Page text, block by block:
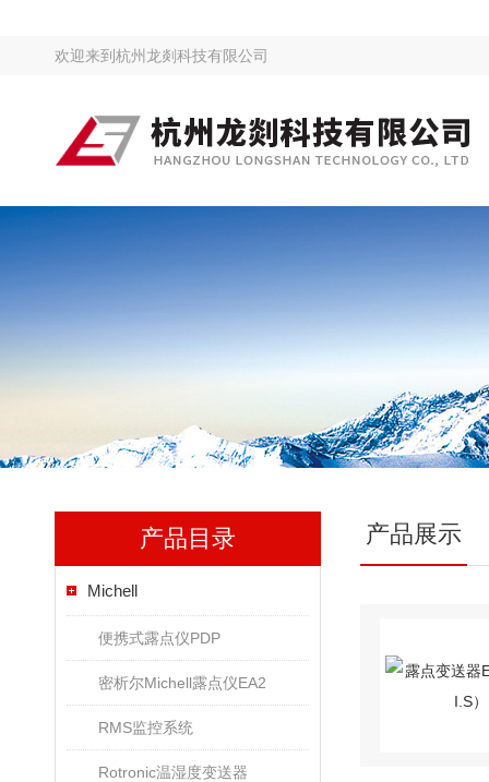
欢迎来到 杭州龙剡科技有限公司
产品目录
Michell
便携式露点仪PDP
密析尔Michell露点仪EA2
RMS监控系统
Rotronic温湿度变送器
产品展示